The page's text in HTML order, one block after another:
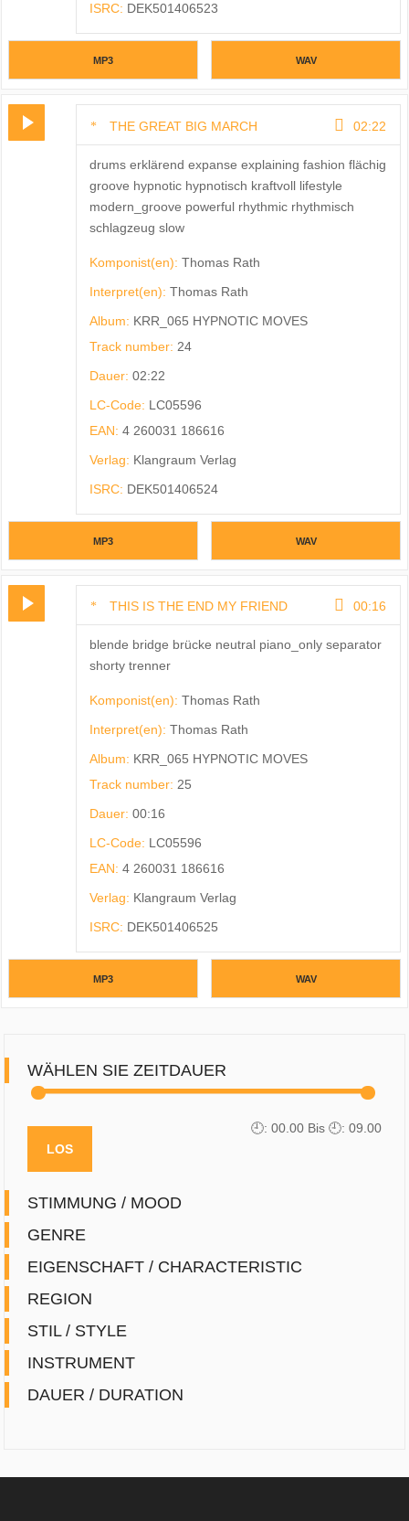
ISRC: DEK501406523
MP3 WAV
THE GREAT BIG MARCH 02:22
drums erklärend expanse explaining fashion flächig
groove hypnotic hypnotisch kraftvoll lifestyle
modern_groove powerful rhythmic rhythmisch
schlagzeug slow
Komponist(en): Thomas Rath
Interpret(en): Thomas Rath
Album: KRR_065 HYPNOTIC MOVES
Track number: 24
Dauer: 02:22
LC-Code: LC05596
EAN: 4 260031 186616
Verlag: Klangraum Verlag
ISRC: DEK501406524
MP3 WAV
THIS IS THE END MY FRIEND 00:16
blende bridge brücke neutral piano_only separator
shorty trenner
Komponist(en): Thomas Rath
Interpret(en): Thomas Rath
Album: KRR_065 HYPNOTIC MOVES
Track number: 25
Dauer: 00:16
LC-Code: LC05596
EAN: 4 260031 186616
Verlag: Klangraum Verlag
ISRC: DEK501406525
MP3 WAV
WÄHLEN SIE ZEITDAUER
🕘: 00.00 Bis 🕘: 09.00
STIMMUNG / MOOD
GENRE
EIGENSCHAFT / CHARACTERISTIC
REGION
STIL / STYLE
INSTRUMENT
DAUER / DURATION